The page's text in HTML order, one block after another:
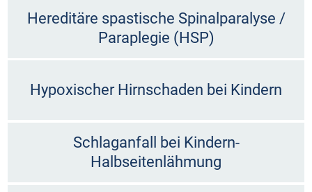
Hereditäre spastische Spinalparalyse /
Paraplegie (HSP)
Hypoxischer Hirnschaden bei Kindern
Schlaganfall bei Kindern-
Halbseitenlähmung